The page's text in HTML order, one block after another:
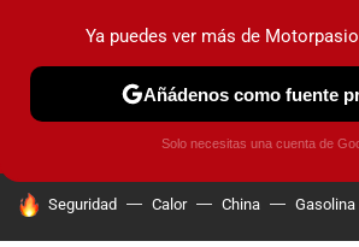
PRUEBAS COCHES ELÉCTRICOS
HOY SE HABLA DE
Seguridad Calor China Gasolina
Ya puedes ver más de
Añádenos como fuente
Solo necesitas una cuenta de